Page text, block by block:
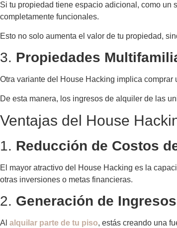
Si tu propiedad tiene espacio adicional, como un
completamente funcionales.
Esto no solo aumenta el valor de tu propiedad,
3. Propiedades
Otra variante del House Hacking implica
De esta manera, los ingresos de alquiler de las
Ventajas del House
1. Reducción de Costos
El mayor atractivo del House Hacking es la
otras inversiones o metas financieras.
2. Generación de
Al alquilar parte de tu piso, estás creando una